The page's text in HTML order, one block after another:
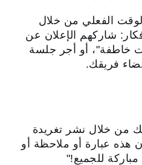
الفعلي من خلال
شاركهم الإعلان عن
خاطفة"، أو أجر جلسة
فريقك.
من خلال نشر تغريدة
عبارة أو ملاحظة أو
للجميع!"